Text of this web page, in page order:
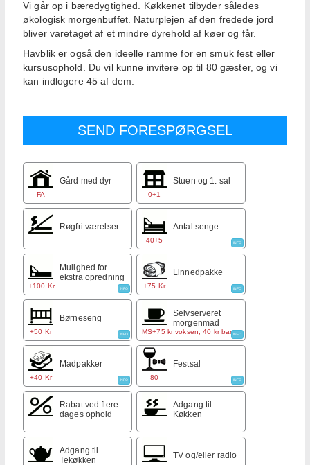
Vi går op i bæredygtighed. Køkkenet tilbyder således
økologisk morgenbuffet. Naturplejen af den fredede jord
bliver varetaget af et mindre dyrehold af køer og får.
Havblik er også den ideelle ramme for en smuk fest eller
kursusophold. Du vil kunne invitere op til 80 gæster, og vi
kan indlogere 45 af dem.
FA
Gård med dyr
0+1
Stuen og 1. sal
Røgfri værelser
40+5
Antal senge
INFO
+100 Kr
Mulighed for
ekstra opredning
INFO +75 Kr
Linnedpakke
INFO
+50 Kr
Børneseng
INFO MS+75 kr voksen, 40 kr barn
Selvserveret
morgenmad
INFO
+40 Kr
Madpakker
INFO 80
Festsal
INFO
Rabat ved flere
dages ophold
Adgang til
Køkken
Adgang til
Tekøkken
TV og/eller radio